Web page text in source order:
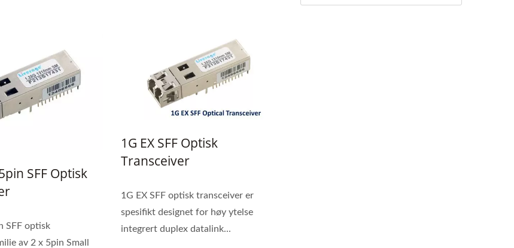
SFF Optisk
SFF optisk
av 2 x 5pin Small
1G EX SFF Optisk
Transceiver
1G EX SFF optisk transceiver er
spesifikt designet for høy ytelse
integrert duplex datalink...